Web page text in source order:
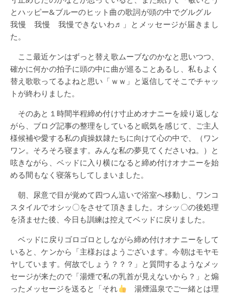
とハッピー&ブルーのヒット曲の歌詞が頭の中でグルグル
我慢 我慢 我慢できないわ♬」とメッセージが届きまし
た。
ここ最近ケンはずっと替え歌ムーブなのかなと思いつつ、
確かに何かの拍子に頭の中に曲が巡ることあるし、私もよく
替え歌歌ってるよねと思い「ｗｗ」と返信してそこでチャッ
トが終わりました。
そのあと１時間半程締め付け寸止めオナニーを繰り返しな
がら、ブログ記事の整理をしていると眠気を感じて、ご主人
様候補や愛する私の貞操奴隷たちに向けて心の中で、（ワン
ワン。そろそろ寝ます。みんな私の夢見てくださいね。）と
呟きながら、ベッドに入り横になると締め付けオナニーを始
める間もなく寝落ちしてしまいました。
朝、尿意で目が覚めて四つん這いで浴室へ移動し、ワンコ
スタイルでオシッ〇をさせて頂きました。オシッ〇の後処理
を済ませた後、今日も訓練は控えてベッドに戻りました。
ベッドに戻りゴロゴロとしながら締め付けオナニーをして
いると、ケンから「主様おはようございます。今朝はモヤモ
ヤしています。何故でしょう？？？」と質問するようなメッ
セージが来たので「湯煙で私の乳首が見えないから？」と煽
ったメッセージを送ると「それ
湯煙温泉でご一緒とは理